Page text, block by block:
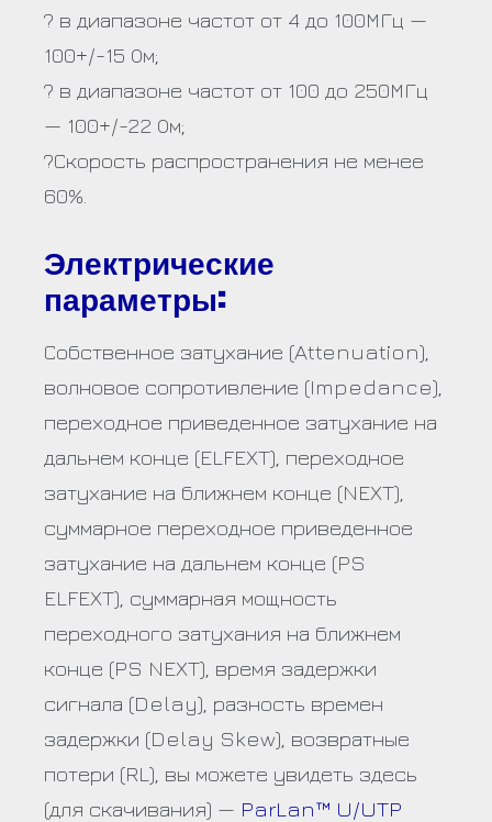
? в диапазоне частот от 4 до 100МГц —
100+/-15 Ом;
? в диапазоне частот от 100 до 250МГц
— 100+/-22 Ом;
?Скорость распространения не менее
60%.
Электрические
параметры:
Собственное затухание (Attenuation),
волновое сопротивление (Impedance),
переходное приведенное затухание на
дальнем конце (ELFEXT), переходное
затухание на ближнем конце (NEXT),
суммарное переходное приведенное
затухание на дальнем конце (PS
ELFEXT), суммарная мощность
переходного затухания на ближнем
конце (PS NEXT), время задержки
сигнала (Delay), разность времен
задержки (Delay Skew), возвратные
потери (RL), вы можете увидеть здесь
(для скачивания) — ParLan™ U/UTP